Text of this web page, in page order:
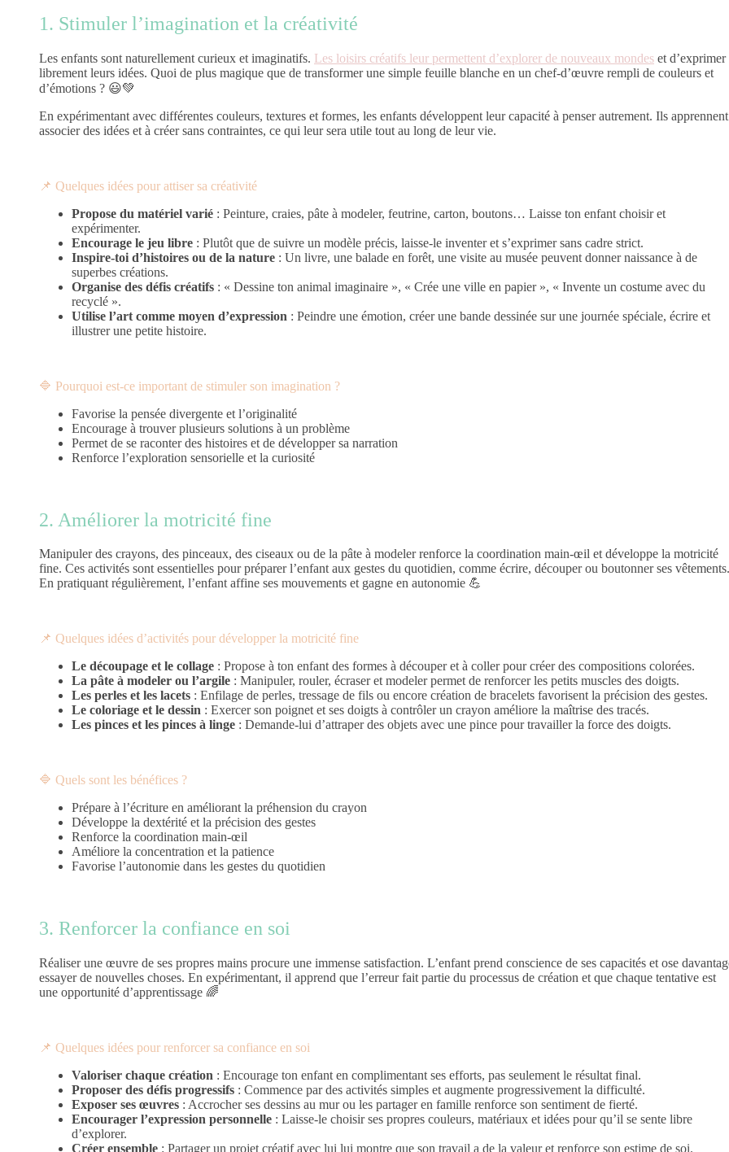
1. Stimuler l’imagination et la créativité
Les enfants sont naturellement curieux et imaginatifs. Les loisirs créatifs leur permettent d’explorer de nouveaux mondes et d’exprimer
librement leurs idées. Quoi de plus magique que de transformer une simple feuille blanche en un chef-d’œuvre rempli de couleurs et
d’émotions ? 😃💚
En expérimentant avec différentes couleurs, textures et formes, les enfants développent leur capacité à penser autrement. Ils
associer des idées et à créer sans contraintes, ce qui leur sera utile tout au long de leur vie.
📌 Quelques idées pour attiser sa créativité
Propose du matériel varié : Peinture, craies, pâte à modeler, feutrine, carton, boutons… Laisse ton enfant choisir et
expérimenter.
Encourage le jeu libre : Plutôt que de suivre un modèle précis, laisse-le inventer et s’exprimer sans cadre strict.
Inspire-toi d’histoires ou de la nature : Un livre, une balade en forêt, une visite au musée peuvent donner naissance à de
superbes créations.
Organise des défis créatifs : « Dessine ton animal imaginaire », « Crée une ville en papier », « Invente un costume avec du
recyclé ».
Utilise l’art comme moyen d’expression : Peindre une émotion, créer une bande dessinée sur une journée spéciale, écrire et
illustrer une petite histoire.
🔷 Pourquoi est-ce important de stimuler son imagination ?
Favorise la pensée divergente et l’originalité
Encourage à trouver plusieurs solutions à un problème
Permet de se raconter des histoires et de développer sa narration
Renforce l’exploration sensorielle et la curiosité
2. Améliorer la motricité fine
Manipuler des crayons, des pinceaux, des ciseaux ou de la pâte à modeler renforce la coordination main-œil et développe la motricité
fine. Ces activités sont essentielles pour préparer l’enfant aux gestes du quotidien, comme écrire, découper ou boutonner ses vêtements.
En pratiquant régulièrement, l’enfant affine ses mouvements et gagne en autonomie 💪
📌 Quelques idées d’activités pour développer la motricité fine
Le découpage et le collage : Propose à ton enfant des formes à découper et à coller pour créer des compositions colorées.
La pâte à modeler ou l’argile : Manipuler, rouler, écraser et modeler permet de renforcer les petits muscles des doigts.
Les perles et les lacets : Enfilage de perles, tressage de fils ou encore création de bracelets favorisent la précision des gestes.
Le coloriage et le dessin : Exercer son poignet et ses doigts à contrôler un crayon améliore la maîtrise des tracés.
Les pinces et les pinces à linge : Demande-lui d’attraper des objets avec une pince pour travailler la force des doigts.
🔷 Quels sont les bénéfices ?
Prépare à l’écriture en améliorant la préhension du crayon
Développe la dextérité et la précision des gestes
Renforce la coordination main-œil
Améliore la concentration et la patience
Favorise l’autonomie dans les gestes du quotidien
3. Renforcer la confiance en soi
Réaliser une œuvre de ses propres mains procure une immense satisfaction. L’enfant prend conscience de ses capacités et ose
essayer de nouvelles choses. En expérimentant, il apprend que l’erreur fait partie du processus de création et que chaque tentative est
une opportunité d’apprentissage 🌈
📌 Quelques idées pour renforcer sa confiance en soi
Valoriser chaque création : Encourage ton enfant en complimentant ses efforts, pas seulement le résultat final.
Proposer des défis progressifs : Commence par des activités simples et augmente progressivement la difficulté.
Exposer ses œuvres : Accrocher ses dessins au mur ou les partager en famille renforce son sentiment de fierté.
Encourager l’expression personnelle : Laisse-le choisir ses propres couleurs, matériaux et idées pour qu’il se sente libre
d’explorer.
Créer ensemble : Partager un projet créatif avec lui lui montre que son travail a de la valeur et renforce son estime de soi.